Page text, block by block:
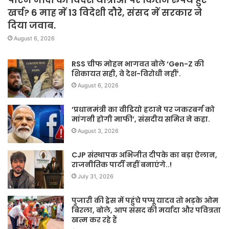
खर्च? 6 माह में 13 विदेशी दौरे, संसद में सरकार ने
दिया जवाब.
August 6, 2026
RSS चीफ मोहन भागवत बोले ‘Gen-Z की
शिकायत सही, वे देश-विरोधी नहीं’.
August 6, 2026
‘प्रधानमंत्री का वीडियो हटाने पर जकरबर्ग को
मांगनी होगी माफी’, संसदीय समित ने कहा.
August 3, 2026
CJP संस्थापक अभिजीत दीपके का बड़ा ऐलान,
राजनीतिक पार्टी नहीं बनाएंगे..!
July 31, 2026
पुजारी की ड्रेस में पहुंचे पप्पू यादव तो भड़के ओम
बिरला, बोले, आप संसद की मर्यादा और पवित्रता
खत्म कर रहे हैं